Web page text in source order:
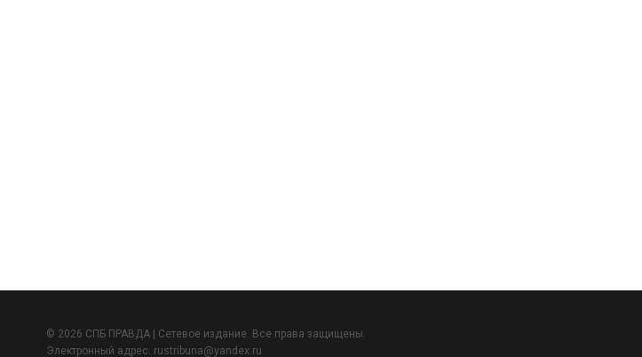
© 2026 СПБ ПРАВДА | Сетевое издание. Все права защищены.
Электронный адрес: rustribuna@yandex.ru